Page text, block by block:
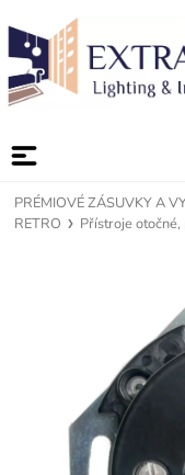
PRÉMIOVÉ ZÁSUVKY A
RETRO
Přístroje otočné,